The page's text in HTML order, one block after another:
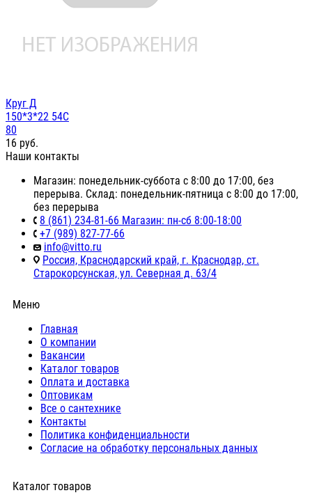
Круг Д
150*3*22 54С
80
16 руб.
Наши контакты
Магазин: понедельник-суббота с 8:00 до 17:00, без
перерыва. Склад: понедельник-пятница с 8:00 до 17:00,
без перерыва
8 (861) 234-81-66 Магазин: пн-сб 8:00-18:00
+7 (989) 827-77-66
info@vitto.ru
Россия, Краснодарский край, г. Краснодар, ст.
Старокорсунская, ул. Северная д. 63/4
Меню
Главная
О компании
Вакансии
Каталог товаров
Оплата и доставка
Оптовикам
Все о сантехнике
Контакты
Политика конфиденциальности
Согласие на обработку персональных данных
Каталог товаров